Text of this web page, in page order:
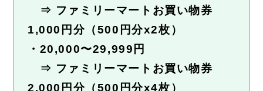
⇒ ファミリーマートお買い物券
1,000円分（500円分x2枚）
・20,000〜29,999円
⇒ ファミリーマートお買い物券
2,000円分（500円分x4枚）